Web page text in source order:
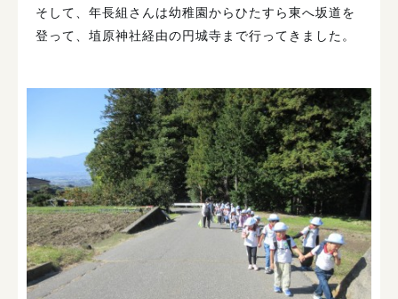
そして、年長組さんは幼稚園からひたすら東へ坂道を
登って、埴原神社経由の円城寺まで行ってきました。